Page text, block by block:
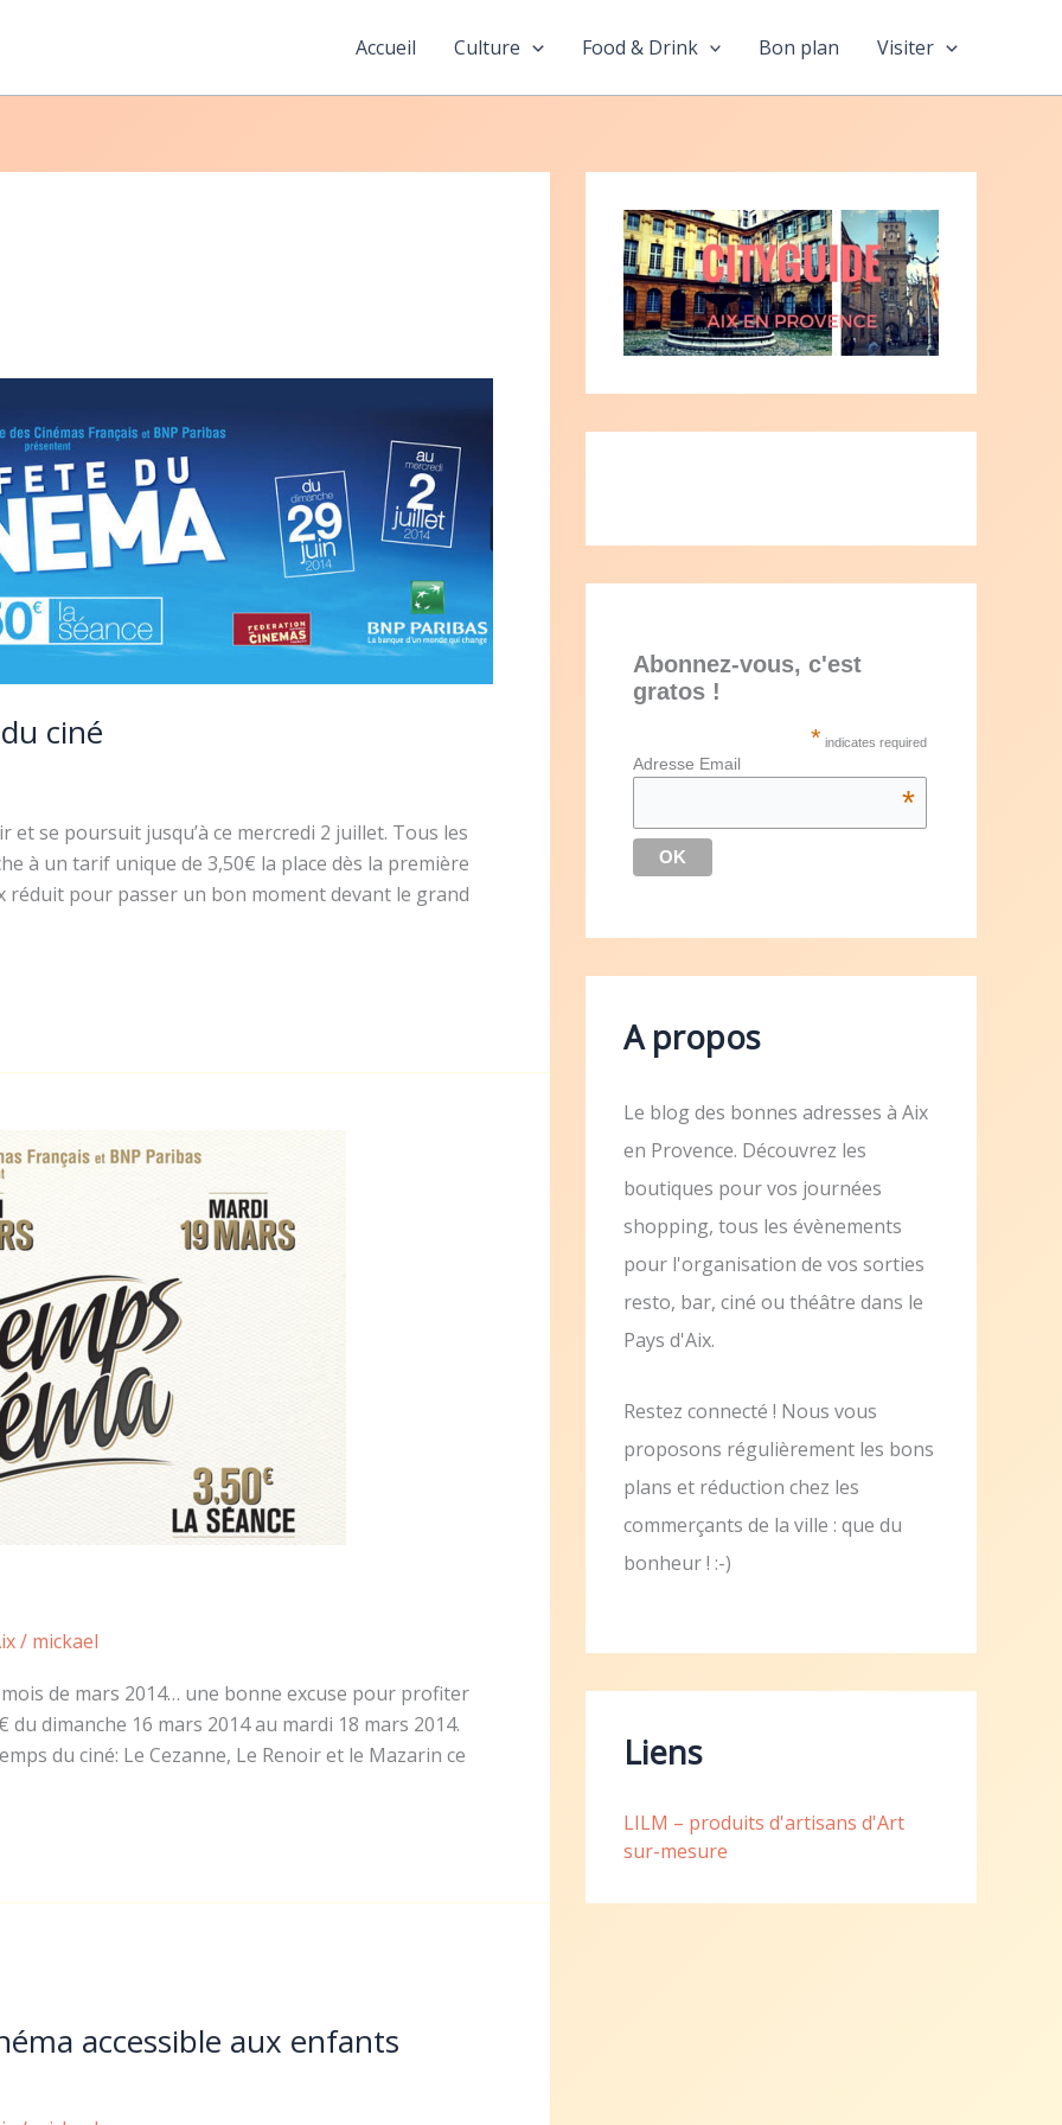
Accueil Culture Food & Drink Bon plan Visiter
ciné
et se poursuit jusqu’à ce mercredi 2 juillet. Tous les
à un tarif unique de 3,50€ la place dès la première
réduit pour passer un bon moment devant le grand
/ mickael
de mars 2014… une bonne excuse pour profiter
du dimanche 16 mars 2014 au mardi 18 mars 2014.
du ciné: Le Cezanne, Le Renoir et le Mazarin ce
accessible aux enfants
Abonnez-vous, c'est
gratos !
* indicates required
Adresse Email
*
A propos
Le blog des bonnes adresses à Aix
en Provence. Découvrez les
boutiques pour vos journées
shopping, tous les évènements
pour l'organisation de vos sorties
resto, bar, ciné ou théâtre dans le
Pays d'Aix.
Restez connecté ! Nous vous
proposons régulièrement les bons
plans et réduction chez les
commerçants de la ville : que du
bonheur ! :-)
Liens
LILM – produits d'artisans d'Art
sur-mesure